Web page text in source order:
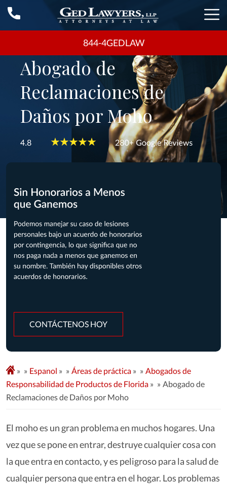
844-4GEDLAW
Abogado de
Reclamaciones de
Daños por Moho
CONTÁCTENOS HOY
» Espanol » Áreas de práctica »
Abogados de
Responsabilidad de Productos de Florida »
Abogado de
Reclamaciones de Daños por Moho
El moho es un gran problema en muchos hogares. Una
vez que se pone en entrar, destruye cualquier cosa con
la que entra en contacto, y es peligroso para la salud de
cualquier persona que entra en el hogar. Los problemas